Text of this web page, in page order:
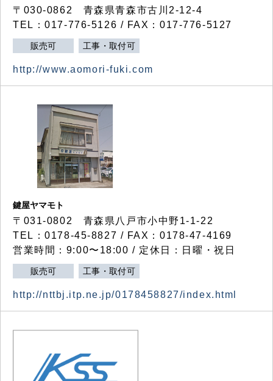
〒030-0862 青森県青森市古川2-12-4
TEL：017-776-5126 / FAX：017-776-5127
販売可 工事・取付可
http://www.aomori-fuki.com
鍵屋ヤマモト
〒031-0802 青森県八戸市小中野1-1-22
TEL：0178-45-8827 / FAX：0178-47-4169
営業時間：9:00〜18:00 / 定休日：日曜・祝日
販売可 工事・取付可
http://nttbj.itp.ne.jp/0178458827/index.html